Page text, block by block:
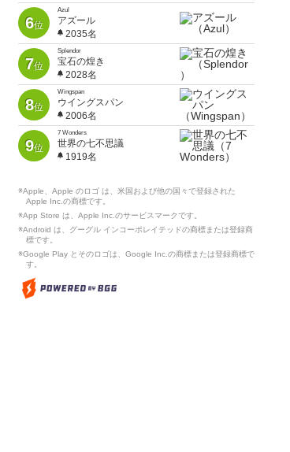
6位
Azul
アズール
2035名
7位
Splendor
宝石の煌き
2028名
8位
Wingspan
ウイングスパン
2006名
9位
7 Wonders
世界の七不思議
1919名
※Apple、Apple のロゴ は、米国および他の国々で登録された
Apple Inc.の商標です。
※App Store は、Apple Inc.のサービスマークです。
※Android は、グーグル インコーポレイテッドの商標または登録商
標です。
※Google Play とそのロゴは、Google Inc.の商標または登録商標で
す。